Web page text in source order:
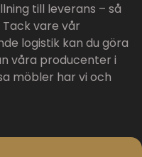
till leverans – så
vare vår
logistik kan du göra
våra producenter i
möbler har vi och